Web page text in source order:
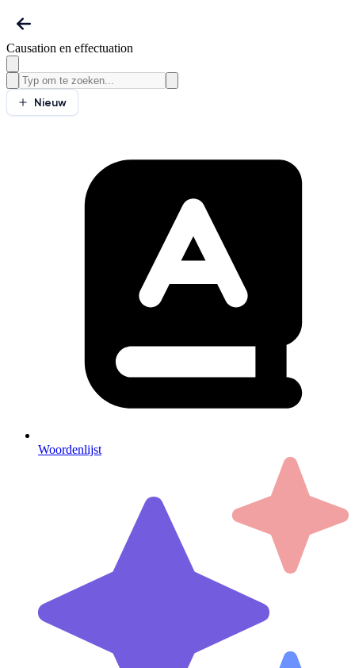
Causation en effectuation
Nieuw
Woordenlijst